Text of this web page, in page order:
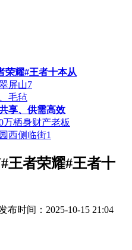
荣耀#王者十本从
屏山7
毛毡
享、供需高效
万栖身财产老板
西侧临街1
王者荣耀#王者十
布时间：2025-10-15 21:04